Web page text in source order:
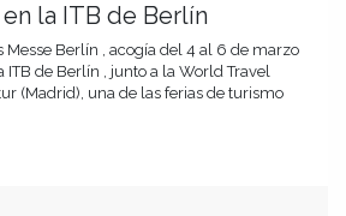
la ITB de Berlín
Messe Berlín , acogía del 4 al 6 de marzo
ITB de Berlín , junto a la World Travel
(Madrid), una de las ferias de turismo